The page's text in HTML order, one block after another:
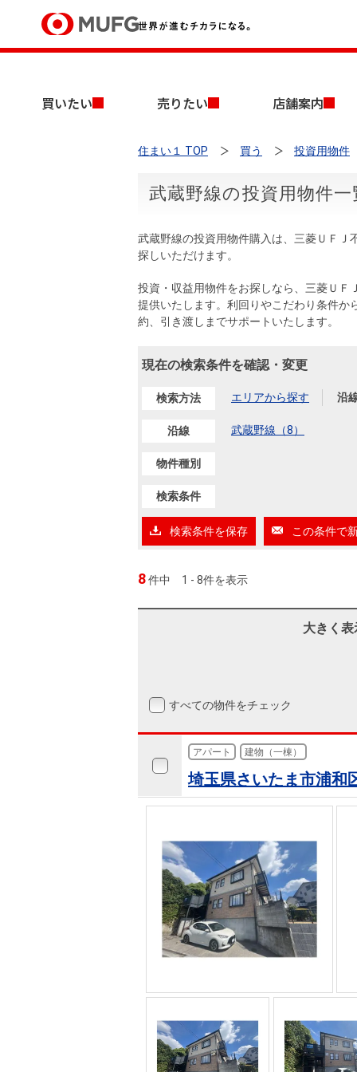
買いたい 売りたい 店舗案内
買いたいTOP
中古マンションを探す
住まいと暮らしの税金の本（電子ブック）
売りたいTOP
無料査定
住まいと暮らしの税金の本（電子ブック）
店舗案内TOP
店舗のご案内（首都圏）
会社情報TOP
会社案内（電子ブック版）
採用情報TOP
売りたい
住まい１ TOP 買う 投資用物件
武蔵野線の投資用物件一
武蔵野線の投資用物件購入は、三菱ＵＦＪ
探しいただけます。
投資・収益用物件をお探しなら、三菱ＵＦ
提供いたします。利回りやこだわり条件か
約、引き渡しまでサポートいたします。
現在の検索条件を確認・変更
検索方法 エリアから探す 沿
沿線 武蔵野線（8）
物件種別
検索条件
検索条件を保存 この条件で
8件中 1 - 8件を表示
大きく表
すべての物件をチェック
アパート 建物（一棟）
埼玉県さいたま市浦和